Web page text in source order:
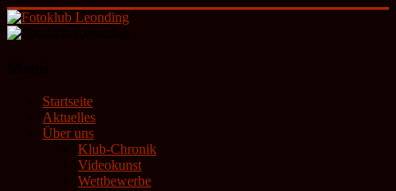
Zum
Inhalt
künstlerische
Fotografie
Startseite
Aktuelles
Über uns
Klub-Chronik
Videokunst
Wettbewerbe